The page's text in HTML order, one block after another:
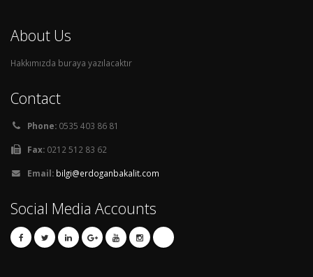
About Us
Hakkımızda buraya yazılacaktır
Contact
Phone: 0535 403 86 81
Fax: 0212 512 83 62
Email: bilgi@erdoganbakalit.com
Social Media Accounts